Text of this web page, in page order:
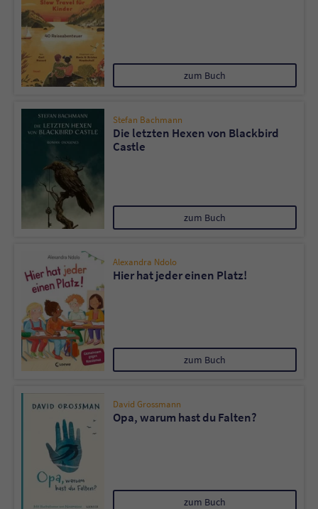
zum Buch
Stefan Bachmann
Die letzten Hexen von Blackbird
Castle
zum Buch
Alexandra Ndolo
Hier hat jeder einen Platz!
zum Buch
David Grossmann
Opa, warum hast du Falten?
zum Buch